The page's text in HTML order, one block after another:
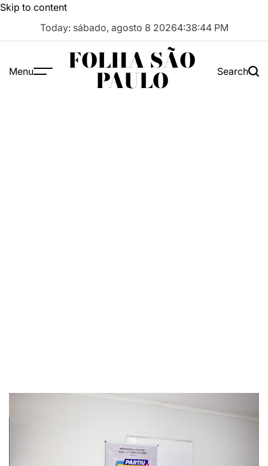
Skip to content
Today: sábado, agosto 8 20264:38:44 PM
Menu FOLHA SÃO
PAULO Search